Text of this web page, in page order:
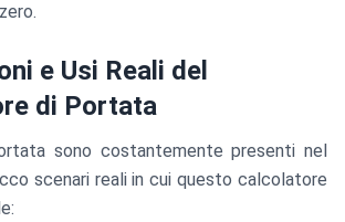
e Usi Reali del
di Portata
sono costantemente presenti nel
scenari reali in cui questo calcolatore